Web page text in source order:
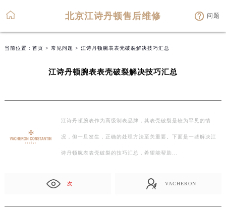
北京江诗丹顿售后维修 问题
当前位置： 首页 > 常见问题 > 江诗丹顿腕表表壳破裂解决技巧汇总
江诗丹顿腕表表壳破裂解决技巧汇总
江诗丹顿腕表作为高级制表品牌，其表壳破裂是较为罕见的情
况，但一旦发生，正确的处理方法至关重要。下面是一些解决江
诗丹顿腕表表壳破裂的技巧汇总，希望能帮助…
次 VACHERON